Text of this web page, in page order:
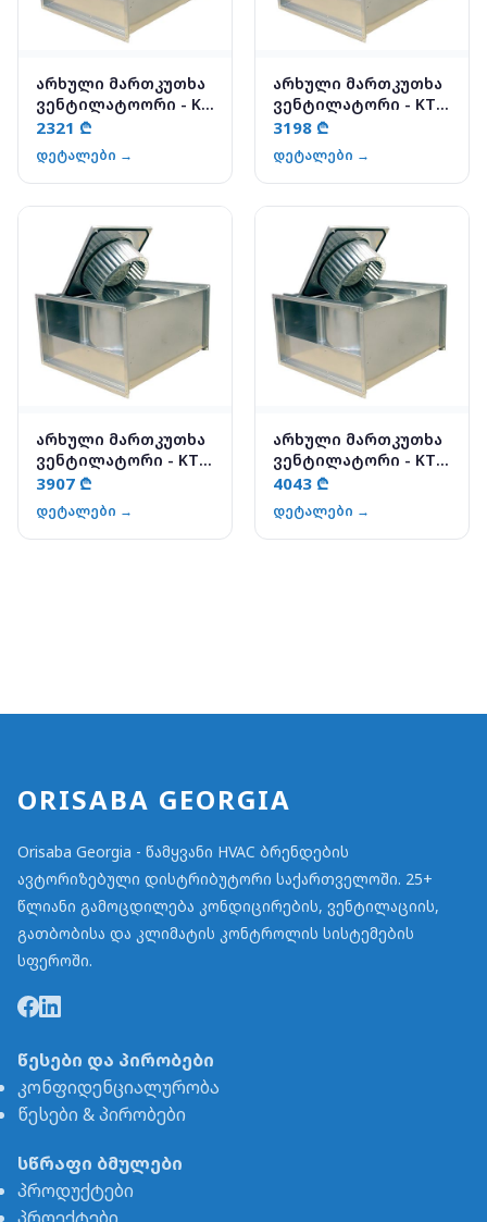
არხული მართკუთხა
ვენტილატოორი - KT
50-30-4
2321 ₾
დეტალები →
არხული მართკუთხა
ვენტილატორი - KT
60-30-4
3198 ₾
დეტალები →
არხული მართკუთხა
ვენტილატორი - KT
60-35-4
3907 ₾
დეტალები →
არხული მართკუთხა
ვენტილატორი - KT
70-40-6
4043 ₾
დეტალები →
ORISABA GEORGIA
Orisaba Georgia - წამყვანი HVAC ბრენდების
ავტორიზებული დისტრიბუტორი საქართველოში. 25+
წლიანი გამოცდილება კონდიცირების, ვენტილაციის,
გათბობისა და კლიმატის კონტროლის სისტემების
სფეროში.
წესები და პირობები
კონფიდენციალურობა
წესები & პირობები
სწრაფი ბმულები
პროდუქტები
პროექტები